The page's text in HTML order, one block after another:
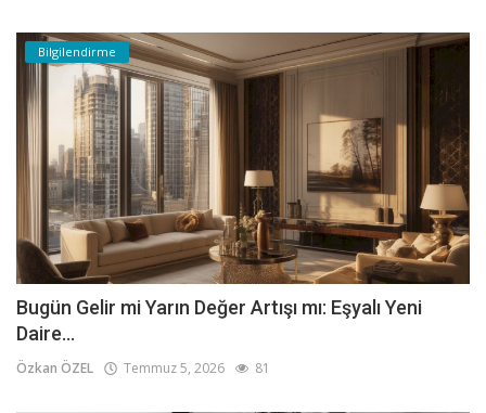
Bilgilendirme
Bugün Gelir mi Yarın Değer Artışı mı: Eşyalı Yeni
Daire...
Özkan ÖZEL Temmuz 5, 2026 81